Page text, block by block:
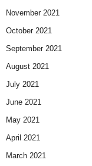
November 2021
October 2021
September 2021
August 2021
July 2021
June 2021
May 2021
April 2021
March 2021